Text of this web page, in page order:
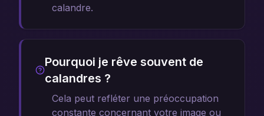
calandre.
Pourquoi je rêve souvent de
calandres ?
Cela peut refléter une préoccupation
constante concernant votre image ou